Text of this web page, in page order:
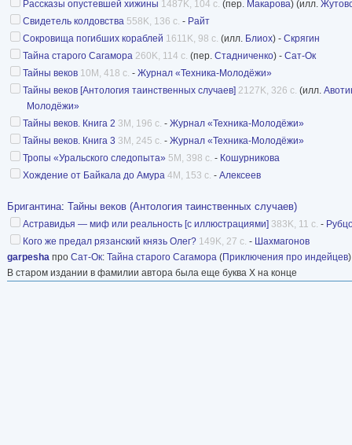
Рассказы опустевшей хижины 1487K, 104 с. (пер. Макарова) (илл.
Свидетель колдовства 558K, 136 с. - Райт
Сокровища погибших кораблей 1611K, 98 с. (илл. Блиох) - Скрягин
Тайна старого Сагамора 260K, 114 с. (пер. Стадниченко) - Сат-Ок
Тайны веков 10M, 418 с. - Журнал «Техника-Молодёжи»
Тайны веков [Антология таинственных случаев] 2127K, 326 с. (илл.
Молодёжи»
Тайны веков. Книга 2 3M, 196 с. - Журнал «Техника-Молодёжи»
Тайны веков. Книга 3 3M, 245 с. - Журнал «Техника-Молодёжи»
Тропы «Уральского следопыта» 5M, 398 с. - Кошурникова
Хождение от Байкала до Амура 4M, 153 с. - Алексеев
Бригантина: Тайны веков (Антология таинственных случаев)
Астравидья — миф или реальность [с иллюстрациями] 383K, 11 с. -
Кого же предал рязанский князь Олег? 149K, 27 с. - Шахмагонов
garpesha про Сат-Ок: Тайна старого Сагамора (Приключения про индейцев
В старом издании в фамилии автора была еще буква Х на конце